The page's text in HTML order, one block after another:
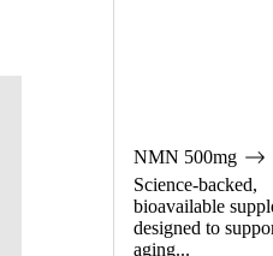
NMN 500mg
Science-backed,
bioavailable
designed to
aging...